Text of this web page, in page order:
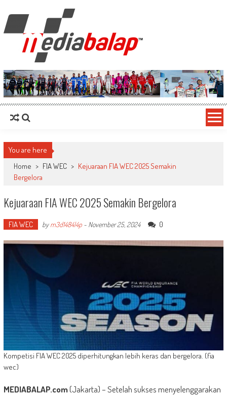
MediaBalap.com | Informasi Balap
Terupdate
Seputar MotoGP GP2 GP3 F2 F3 SERI ASIA LMP2 F1 dll
You are here
Home > FIA WEC > Kejuaraan FIA WEC 2025 Semakin
Bergelora
Kejuaraan FIA WEC 2025 Semakin Bergelora
FIA WEC bym3d1484l4p- November 25, 2024 0
Kompetisi FIA WEC 2025 diperhitungkan lebih keras dan bergelora. (fia
wec)
MEDIABALAP.com(Jakarta) – Setelah sukses menyelenggarakan